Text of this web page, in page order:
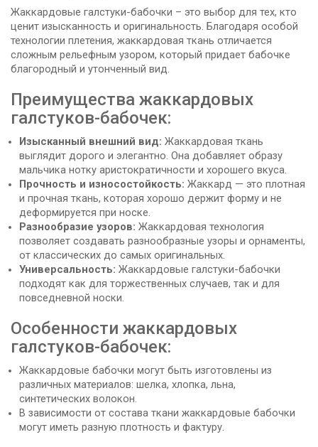
Жаккардовые галстуки-бабочки – это выбор для тех, кто
ценит изысканность и оригинальность. Благодаря особой
технологии плетения, жаккардовая ткань отличается
сложным рельефным узором, который придает бабочке
благородный и утонченный вид.
Преимущества жаккардовых
галстуков-бабочек:
Изысканный внешний вид: Жаккардовая ткань
выглядит дорого и элегантно. Она добавляет образу
мальчика нотку аристократичности и хорошего вкуса.
Прочность и износостойкость: Жаккард — это плотная
и прочная ткань, которая хорошо держит форму и не
деформируется при носке.
Разнообразие узоров: Жаккардовая технология
позволяет создавать разнообразные узоры и орнаменты,
от классических до самых оригинальных.
Универсальность: Жаккардовые галстуки-бабочки
подходят как для торжественных случаев, так и для
повседневной носки.
Особенности жаккардовых
галстуков-бабочек:
Жаккардовые бабочки могут быть изготовлены из
различных материалов: шелка, хлопка, льна,
синтетических волокон.
В зависимости от состава ткани жаккардовые бабочки
могут иметь разную плотность и фактуру.